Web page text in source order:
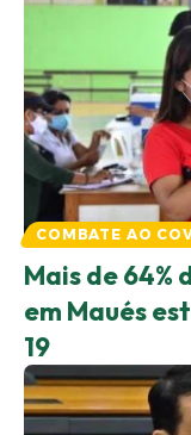
COMBATE AO
Mais de 64%
em Maués
19